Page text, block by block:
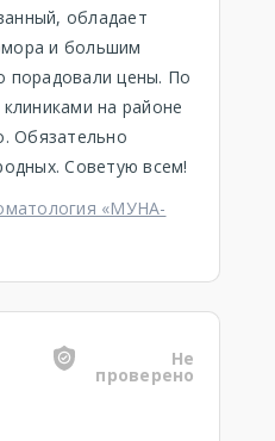
обладает
и большим
порадовали цены. По
на районе
Обязательно
Советую всем!
«МУНА-
Не
проверено